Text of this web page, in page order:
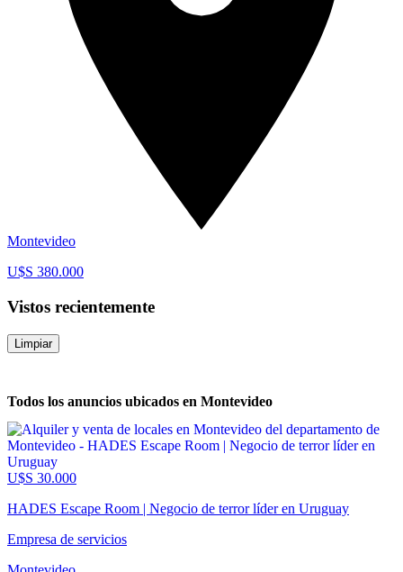
Montevideo
U$S 380.000
Vistos recientemente
Limpiar
Todos los anuncios ubicados en Montevideo
U$S 30.000
HADES Escape Room | Negocio de terror líder en Uruguay
Empresa de servicios